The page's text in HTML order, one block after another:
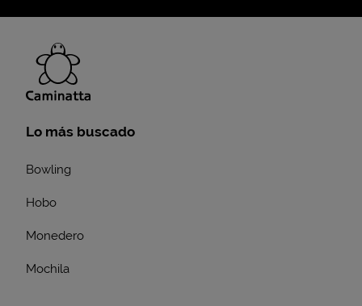
Lo más buscado
Bowling
Hobo
Monedero
Mochila